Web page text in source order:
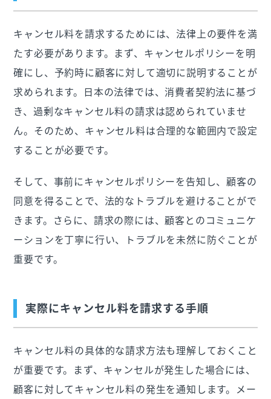
キャンセル料を請求するためには、法律上の要件を満
たす必要があります。まず、キャンセルポリシーを明
確にし、予約時に顧客に対して適切に説明することが
求められます。日本の法律では、消費者契約法に基づ
き、過剰なキャンセル料の請求は認められていませ
ん。そのため、キャンセル料は合理的な範囲内で設定
することが必要です。
そして、事前にキャンセルポリシーを告知し、顧客の
同意を得ることで、法的なトラブルを避けることがで
きます。さらに、請求の際には、顧客とのコミュニケ
ーションを丁寧に行い、トラブルを未然に防ぐことが
重要です。
実際にキャンセル料を請求する手順
キャンセル料の具体的な請求方法も理解しておくこと
が重要です。まず、キャンセルが発生した場合には、
顧客に対してキャンセル料の発生を通知します。メー